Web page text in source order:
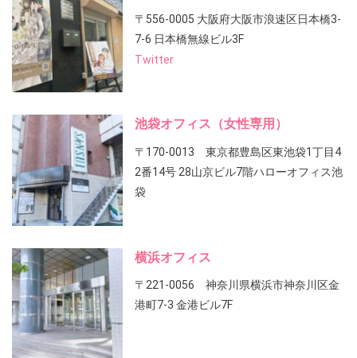
〒556-0005 大阪府大阪市浪速区日本橋3-
7-6 日本橋無線ビル3F
Twitter
池袋オフィス（女性専用）
〒170-0013 東京都豊島区東池袋1丁目4
2番14号 28山京ビル7階ハローオフィス池
袋
横浜オフィス
〒221-0056 神奈川県横浜市神奈川区金
港町7-3 金港ビル7F